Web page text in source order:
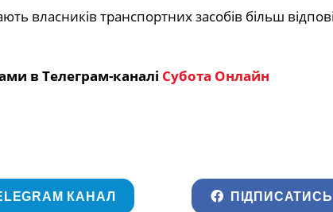
власників транспортних засобів більш
в Телеграм-каналі Субота Онлайн
КАНАЛ ПІДПИСАТИСЬ